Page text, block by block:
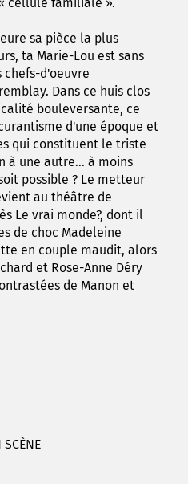
sa pièce la plus
ta Marie-Lou est sans
chefs-d'oeuvre
Dans ce huis clos
bouleversante, ce
d'une époque et
qui constituent le triste
à une autre... à moins
possible ? Le metteur
au théâtre de
Le vrai monde?, dont il
de choc Madeleine
en couple maudit, alors
et Rose-Anne Déry
de Manon et
SCÈNE